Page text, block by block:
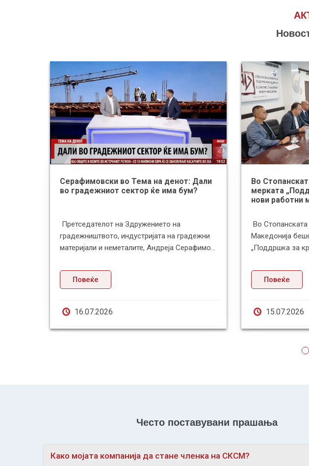
Серафимовски во Тема на денот: Дали
во градежниот сектор ќе има бум?
Претседателот на Здружението на
градежништвото, индустријата на градежни
материјали и неметалите, Андреја Серафимо...
Повеќе
16.07.2026
Во
мерката
нови работни
Во
Македонија
„Поддршка за
Повеќе
15.07.2026
Често поставувани прашања
Како мојата компанија да стане членка на СКСМ?